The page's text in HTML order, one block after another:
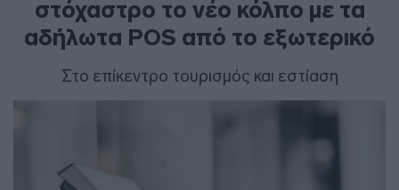
στόχαστρο το νέο κόλπο με τα
αδήλωτα POS από το εξωτερικό
Στο επίκεντρο τουρισμός και εστίαση